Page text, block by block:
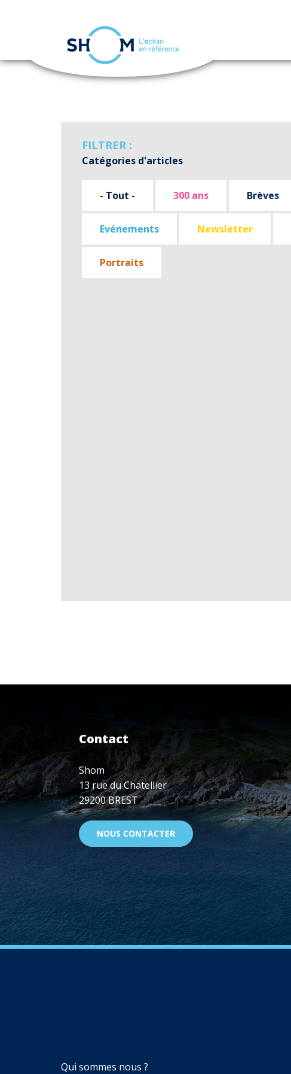
Aller
FILTRER :
Catégories d'articles
- Tout - 300 ans Brèves
Evénements Newsletter
Portraits
Contact
Shom
13 rue du Chatellier
29200 BREST
NOUS CONTACTER
NAVIGATION
Qui sommes nous ?